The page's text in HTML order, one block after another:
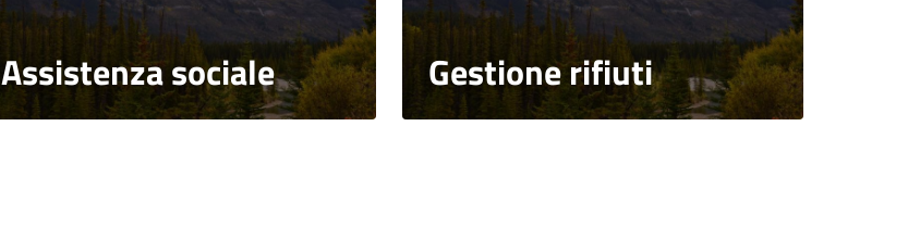
Assistenza sociale Gestione rifiuti